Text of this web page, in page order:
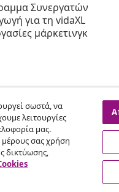
Συνεργατών
για τη vidaXL
μάρκετινγκ
σωστά, να
λειτουργίες
μας.
μέρους σας χρήση
δικτύωσης,